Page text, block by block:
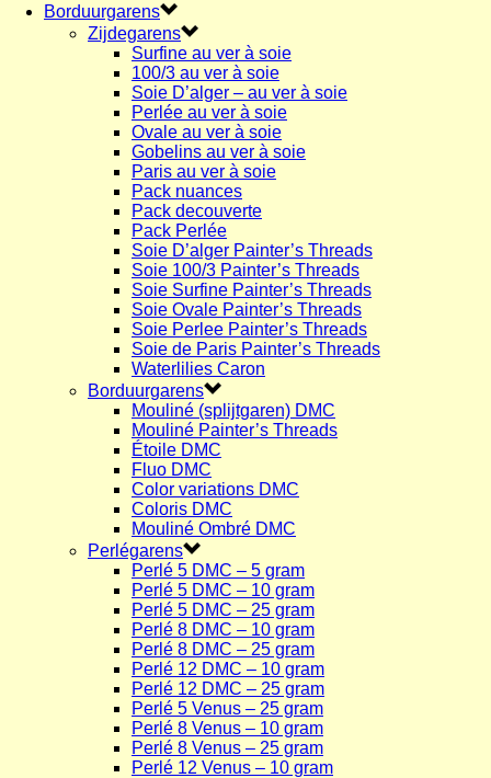
Borduurgarens
Zijdegarens
Surfine au ver à soie
100/3 au ver à soie
Soie D’alger – au ver à soie
Perlée au ver à soie
Ovale au ver à soie
Gobelins au ver à soie
Paris au ver à soie
Pack nuances
Pack decouverte
Pack Perlée
Soie D’alger Painter’s Threads
Soie 100/3 Painter’s Threads
Soie Surfine Painter’s Threads
Soie Ovale Painter’s Threads
Soie Perlee Painter’s Threads
Soie de Paris Painter’s Threads
Waterlilies Caron
Borduurgarens
Mouliné (splijtgaren) DMC
Mouliné Painter’s Threads
Étoile DMC
Fluo DMC
Color variations DMC
Coloris DMC
Mouliné Ombré DMC
Perlégarens
Perlé 5 DMC – 5 gram
Perlé 5 DMC – 10 gram
Perlé 5 DMC – 25 gram
Perlé 8 DMC – 10 gram
Perlé 8 DMC – 25 gram
Perlé 12 DMC – 10 gram
Perlé 12 DMC – 25 gram
Perlé 5 Venus – 25 gram
Perlé 8 Venus – 10 gram
Perlé 8 Venus – 25 gram
Perlé 12 Venus – 10 gram